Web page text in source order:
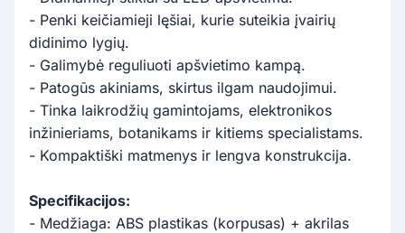
- Penki keičiamieji lęšiai, kurie suteikia įvairių
didinimo lygių.
- Galimybė reguliuoti apšvietimo kampą.
- Patogūs akiniams, skirtus ilgam naudojimui.
- Tinka laikrodžių gamintojams, elektronikos
inžinieriams, botanikams ir kitiems specialistams.
- Kompaktiški matmenys ir lengva konstrukcija.
Specifikacijos:
- Medžiaga: ABS plastikas (korpusas) + akrilas